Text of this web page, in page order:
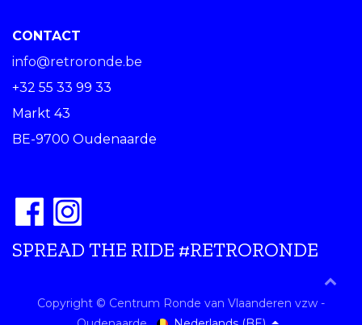
CONTACT
info@retroronde.be
+32 55 33 99 33
Markt 43
BE-9700 Oudenaarde
SPREAD THE RIDE #RETRORONDE
Copyright © Centrum Ronde van Vlaanderen vzw -